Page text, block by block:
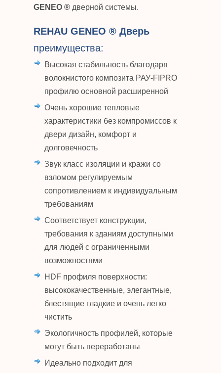
GENEO ® дверной системы.
REHAU GENEO ® Дверь
преимущества:
Высокая стабильность благодаря
волокнистого композита РАУ-FIPRO
профилю основной расширенной
Очень хорошие тепловые
характеристики без компромиссов к
двери дизайн, комфорт и
долговечность
Звук класс изоляции и кражи со
взломом регулируемым
сопротивлением к индивидуальным
требованиям
Соответствует конструкции,
требования к зданиям доступными
для людей с ограниченными
возможностями
HDF профиля поверхности:
высококачественные, элегантные,
блестящие гладкие и очень легко
чистить
Экологичность профилей, которые
могут быть переработаны
Идеально подходит для